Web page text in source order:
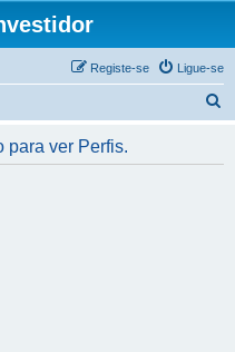
Ligue-se
Registe-se
para ver Perfis.